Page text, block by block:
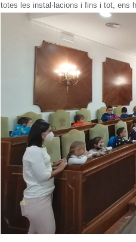
totes les instal·lacions i fins i tot, ens